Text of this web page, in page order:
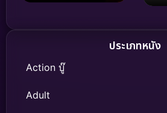
ประเภทหนัง
Action บู๊
Adult